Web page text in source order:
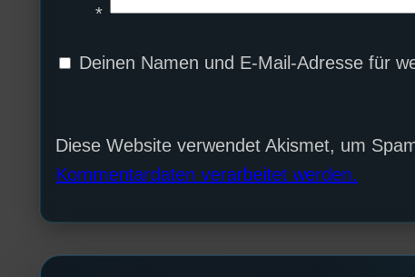
*
Deinen Namen und E-Mail-Adresse für
Diese Website verwendet Akismet, um
Kommentardaten verarbeitet werden.